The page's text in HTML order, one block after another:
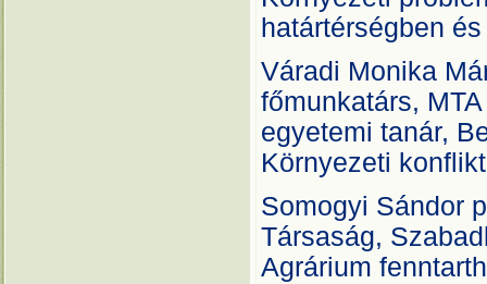
határtérségben
Váradi Monika
főmunkatárs,
egyetemi tanár,
Környezeti
Somogyi Sándor
Társaság,
Agrárium